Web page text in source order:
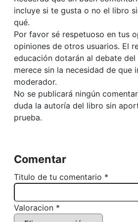
incluye si te gusta o no el libro
qué.
Por favor sé respetuoso en tus
opiniones de otros usuarios. El
educación dotarán al debate del
merece sin la necesidad de que
moderador.
No se publicará ningún
duda la autoría del libro sin
prueba.
Comentar
Titulo de tu comentario *
Valoracion *